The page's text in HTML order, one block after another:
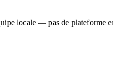
locale — pas de plateforme